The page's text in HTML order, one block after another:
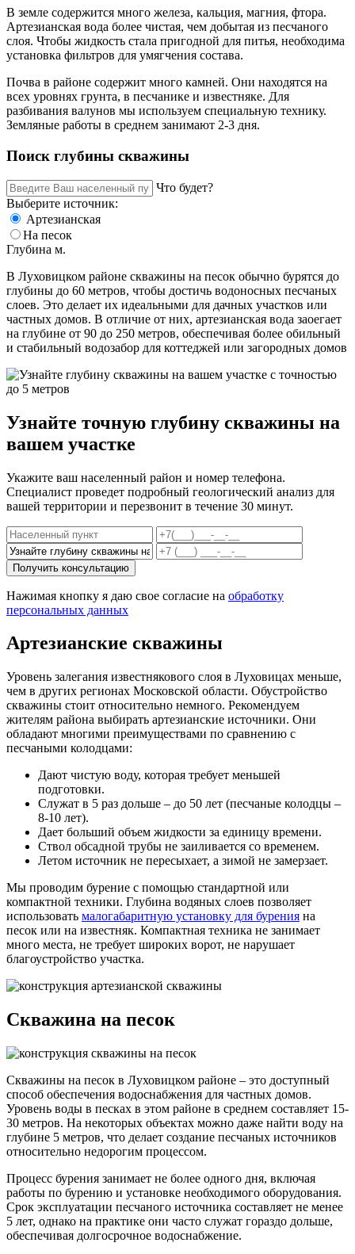
В земле содержится много железа, кальция, магния, фтора.
Артезианская вода более чистая, чем добытая из песчаного
слоя. Чтобы жидкость стала пригодной для питья, необходима
установка фильтров для умягчения состава.
Почва в районе содержит много камней. Они находятся на
всех уровнях грунта, в песчанике и известняке. Для
разбивания валунов мы используем специальную технику.
Земляные работы в среднем занимают 2-3 дня.
Поиск глубины скважины
Что будет?
Выберите источник:
Артезианская
На песок
Глубина м.
В Луховицком районе скважины на песок обычно бурятся до
глубины до 60 метров, чтобы достичь водоносных песчаных
слоев. Это делает их идеальными для дачных участков или
частных домов. В отличие от них, артезианская вода заоегает
на глубине от 90 до 250 метров, обеспечивая более обильный
и стабильный водозабор для коттеджей или загородных домов​
Узнайте точную глубину скважины на
вашем участке
Укажите ваш населенный район и номер телефона.
Специалист проведет подробный геологический анализ для
вашей территории и перезвонит в течение 30 минут.
Получить консультацию
Нажимая кнопку я даю свое согласие на обработку
персональных данных
Артезианские скважины
Уровень залегания известнякового слоя в Луховицах меньше,
чем в других регионах Московской области. Обустройство
скважины стоит относительно немного. Рекомендуем
жителям района выбирать артезианские источники. Они
обладают многими преимуществами по сравнению с
песчаными колодцами:
Дают чистую воду, которая требует меньшей
подготовки.
Служат в 5 раз дольше – до 50 лет (песчаные колодцы –
8-10 лет).
Дает больший объем жидкости за единицу времени.
Ствол обсадной трубы не заиливается со временем.
Летом источник не пересыхает, а зимой не замерзает.
Мы проводим бурение с помощью стандартной или
компактной техники. Глубина водяных слоев позволяет
использовать малогабаритную установку для бурения на
песок или на известняк. Компактная техника не занимает
много места, не требует широких ворот, не нарушает
благоустройство участка.
Скважина на песок
Скважины на песок в Луховицком районе – это доступный
способ обеспечения водоснабжения для частных домов.
Уровень воды в песках в этом районе в среднем составляет 15-
30 метров. На некоторых объектах можно даже найти воду на
глубине 5 метров, что делает создание песчаных источников
относительно недорогим процессом.
Процесс бурения занимает не более одного дня, включая
работы по бурению и установке необходимого оборудования.
Срок эксплуатации песчаного источника составляет не менее
5 лет, однако на практике они часто служат гораздо дольше,
обеспечивая долгосрочное водоснабжение.